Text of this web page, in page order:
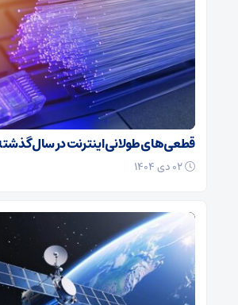
قطعی‌های طولانی اینترنت در سال